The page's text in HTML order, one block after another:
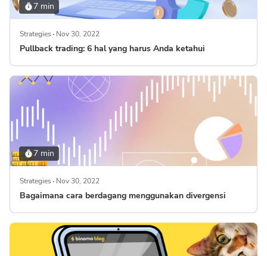
7 min
Strategies Nov 30, 2022
Pullback trading: 6 hal yang harus Anda ketahui
7 min
Strategies Nov 30, 2022
Bagaimana cara berdagang menggunakan divergensi